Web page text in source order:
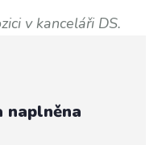
v kanceláři DS.
naplněna